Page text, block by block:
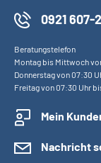
0921 607-
Beratungstelefon
Montag bis Mittwoch
Donnerstag von 07:30
Freitag von 07:30 Uhr
Mein
Nachricht